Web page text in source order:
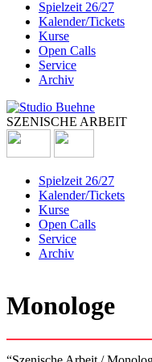
Spielzeit 26/27
Kalender/Tickets
Kurse
Open Calls
Service
Archiv
SZENISCHE ARBEIT
Spielzeit 26/27
Kalender/Tickets
Kurse
Open Calls
Service
Archiv
Monologe